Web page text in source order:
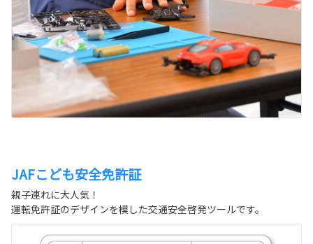
JAFこども安全免許証
親子連れに大人気！
運転免許証のデザインを模した交通安全啓発ツールです。